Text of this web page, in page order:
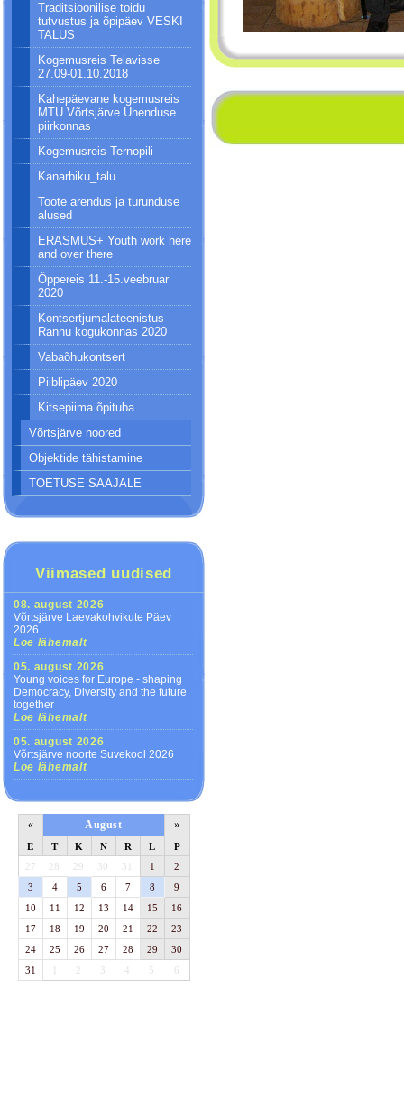
Traditsioonilise toidu
tutvustus ja õpipäev VESKI
TALUS
Kogemusreis Telavisse
27.09-01.10.2018
Kahepäevane kogemusreis
MTÜ Võrtsjärve Ühenduse
piirkonnas
Kogemusreis Ternopili
Kanarbiku_talu
Toote arendus ja turunduse
alused
ERASMUS+ Youth work here
and over there
Õppereis 11.-15.veebruar
2020
Kontsertjumalateenistus
Rannu kogukonnas 2020
Vabaõhukontsert
Piiblipäev 2020
Kitsepiima õpituba
Võrtsjärve noored
Objektide tähistamine
TOETUSE SAAJALE
Viimased uudised
08. august 2026
Võrtsjärve Laevakohvikute Päev
2026
Loe lähemalt
05. august 2026
Young voices for Europe - shaping
Democracy, Diversity and the future
together
Loe lähemalt
05. august 2026
Võrtsjärve noorte Suvekool 2026
Loe lähemalt
« August »
E T K N R L
P
27
28 29 30 31 1
2
3
4 5 6 7 8
9
10
11 12 13 14 15
16
17
18 19 20 21 22
23
24
25 26 27 28 29
30
31
1 3 4 5 6